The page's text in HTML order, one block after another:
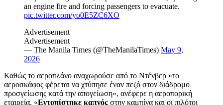
an engine fire and forcing passengers to evacuate.
pic.twitter.com/yo0E5ZC6XO
Advertisement
Advertisement
— The Manila Times (@TheManilaTimes) May 9,
2026
Καθώς το αεροπλάνο αναχωρούσε από το Ντένβερ «το
αεροσκάφος φέρεται να χτύπησε έναν πεζό στον διάδρομο
προσγείωσης κατά την απογείωση», ανέφερε η αεροπορική
εταιρεία. «Εντοπίστηκε καπνός στην καμπίνα και οι πιλότοι